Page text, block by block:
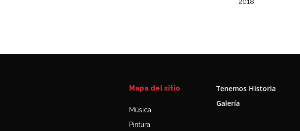
Mapa del sitio
Música
Pintura
Tenemos Historia
Galería